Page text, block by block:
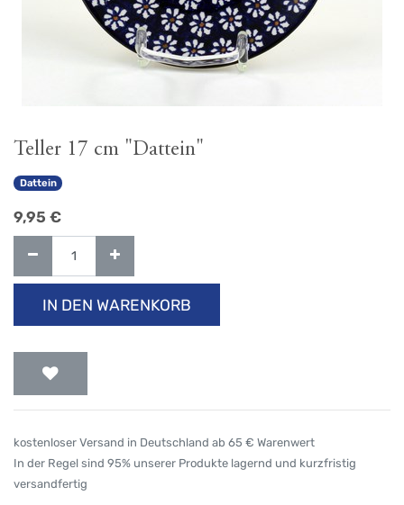
Teller 17 cm "Dattein"
Dattein
9,95 €
IN DEN WARENKORB
kostenloser Versand in Deutschland ab 65 € Warenwert
In der Regel sind 95% unserer Produkte lagernd und kurzfristig
versandfertig